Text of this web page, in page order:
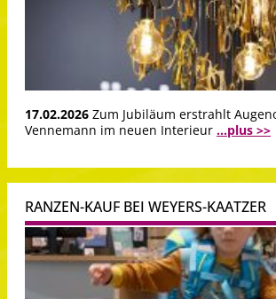
17.02.2026 Zum Jubiläum erstrahlt
Vennemann im neuen Interieur ...plus >>
RANZEN-KAUF BEI WEYERS-KAATZER